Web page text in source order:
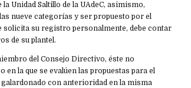
Unidad Saltillo de la UAdeC, asimismo,
nueve categorías y ser propuesto por el
solicita su registro personalmente, debe contar
de su plantel.
del Consejo Directivo, éste no
en la que se evalúen las propuestas para el
con anterioridad en la misma